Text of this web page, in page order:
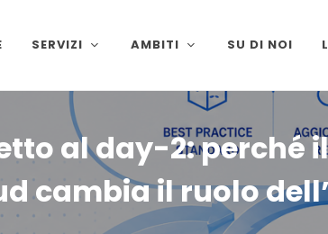
SERVIZI AMBITI SU DI NOI
al day-2: perché il
cambia il ruolo